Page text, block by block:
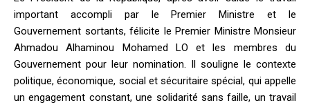
important accompli par le Premier Ministre et le
Gouvernement sortants, félicite le Premier Ministre Monsieur
Ahmadou Alhaminou Mohamed LO et les membres du
Gouvernement pour leur nomination. Il souligne le contexte
politique, économique, social et sécuritaire spécial, qui appelle
un engagement constant, une solidarité sans faille, un travail